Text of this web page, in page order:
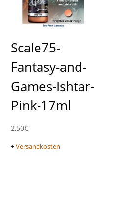
Scale75-
Fantasy-and-
Games-Ishtar-
Pink-17ml
2,50€
+Versandkosten